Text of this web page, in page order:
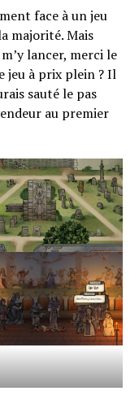
face à un jeu
majorité. Mais
lancer, merci le
jeu à prix plein ? Il
sauté le pas
au premier